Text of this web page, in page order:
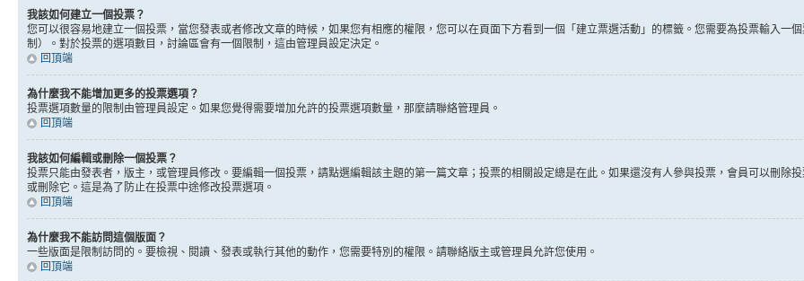
我該如何建立一個投票？
您可以很容易地建立一個投票，當您發表或者修改文章的時候，如果您有相應的權限，您可以在頁面下方看到一個「建立票選活動」的標籤。您需要為投票輸入一
制）。對於投票的選項數目，討論區會有一個限制，這由管理員設定決定。
回頂端
為什麼我不能增加更多的投票選項？
投票選項數量的限制由管理員設定。如果您覺得需要增加允許的投票選項數量，那麼請聯絡管理員。
回頂端
我該如何編輯或刪除一個投票？
投票只能由發表者，版主，或管理員修改。要編輯一個投票，請點選編輯該主題的第一篇文章；投票的相關設定總是在此。如果還沒有人參與投票，會員可以刪除
或刪除它。這是為了防止在投票中途修改投票選項。
回頂端
為什麼我不能訪問這個版面？
一些版面是限制訪問的。要檢視、閱讀、發表或執行其他的動作，您需要特別的權限。請聯絡版主或管理員允許您使用。
回頂端